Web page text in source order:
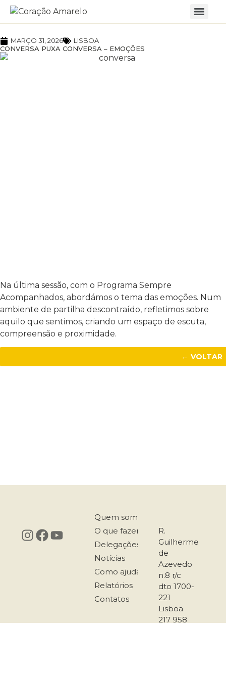
MARÇO 31, 2026
LISBOA
CONVERSA PUXA CONVERSA – EMOÇÕES
Na última sessão, com o Programa Sempre
Acompanhados, abordámos o tema das emoções. Num
ambiente de partilha descontraído, refletimos sobre
aquilo que sentimos, criando um espaço de escuta,
compreensão e proximidade.
← VOLTAR
Quem somos
O que fazemos
Delegações
Notícias
Como ajudar
Relatórios
Contatos
R.
Guilherme
de
Azevedo
n.8 r/c
dto 1700-
221
Lisboa
217 958